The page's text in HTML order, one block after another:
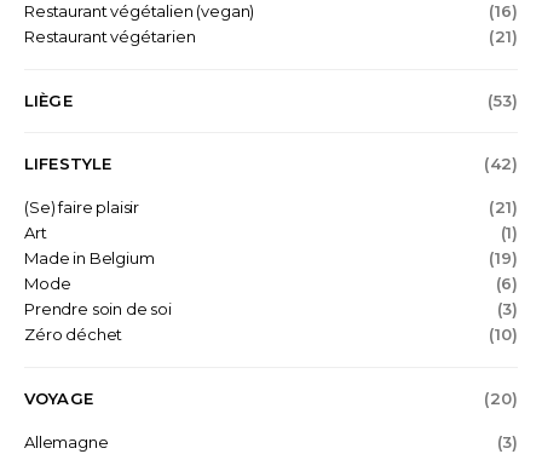
Restaurant végétalien (vegan)
(16)
Restaurant végétarien
(21)
LIÈGE (53)
LIFESTYLE (42)
(Se) faire plaisir
(21)
Art
(1)
Made in Belgium
(19)
Mode
(6)
Prendre soin de soi
(3)
Zéro déchet
(10)
VOYAGE (20)
Allemagne
(3)